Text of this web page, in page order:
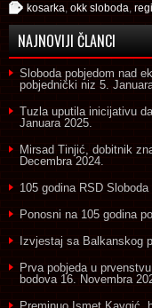
kosarka okk sloboda
NAJNOVIJI ČLANCI
Sloboda pobjedom nad
pobjednički niz 5.
Tuzla uputila inicijativu
Januara 2025.
Mirsad Tinjić, dobitnik
Decembra 2024.
105 godina RSD Sloboda
Ponosni na 105 godina
Izvjestaj sa Balkanskog
Prva pobjeda u
bodova 16. Novembra